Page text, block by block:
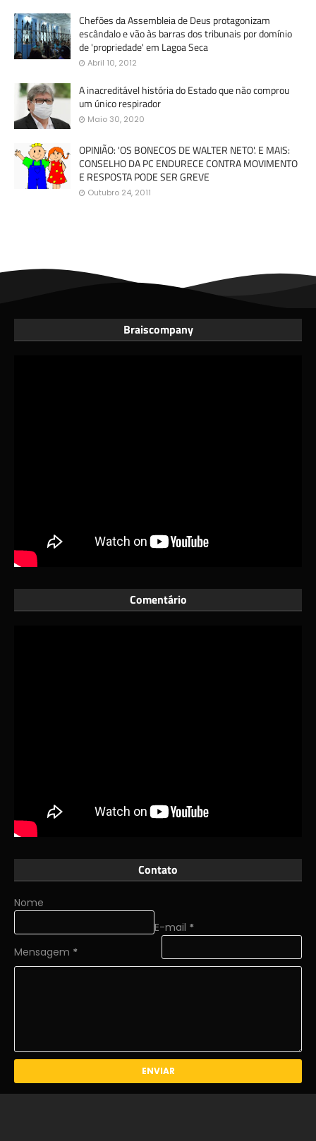
Chefões da Assembleia de Deus protagonizam
escândalo e vão às barras dos tribunais por domínio
de 'propriedade' em Lagoa Seca
Abril 10, 2012
A inacreditável história do Estado que não comprou
um único respirador
Maio 30, 2020
OPINIÃO: 'OS BONECOS DE WALTER NETO'. E MAIS:
CONSELHO DA PC ENDURECE CONTRA MOVIMENTO
E RESPOSTA PODE SER GREVE
Outubro 24, 2011
Braiscompany
Comentário
Contato
Nome
E-mail *
Mensagem *